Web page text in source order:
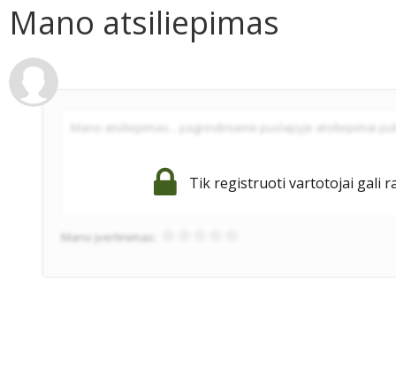
Mano atsiliepimas
Tik registruoti vartotojai gali
Mano įvertinimas: